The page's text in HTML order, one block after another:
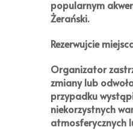
popularnym
Żerański.
Rezerwujcie
Organizator
zmiany lub
przypadku
niekorzystnych
atmosferycznych